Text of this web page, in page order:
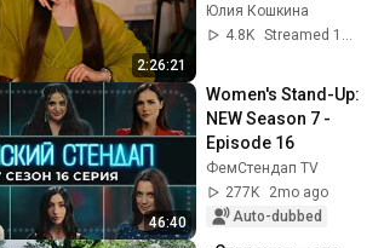
2:26:21
Юлия Кошкина
4.8K
Streamed 1mo ago
46:40
Women's Stand-Up:
NEW Season 7 -
Episode 16
ФемСтендап TV
277K
2mo ago
Auto-dubbed